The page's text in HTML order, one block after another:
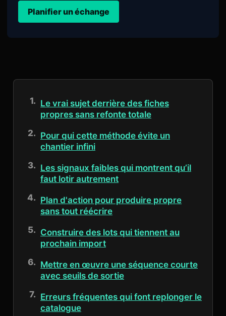
Planifier un échange
Le vrai sujet derrière des fiches
propres sans refonte totale
Pour qui cette méthode évite un
chantier infini
Les signaux faibles qui montrent qu’il
faut lotir autrement
Plan d'action pour produire propre
sans tout réécrire
Construire des lots qui tiennent au
prochain import
Mettre en œuvre une séquence courte
avec seuils de sortie
Erreurs fréquentes qui font replonger le
catalogue